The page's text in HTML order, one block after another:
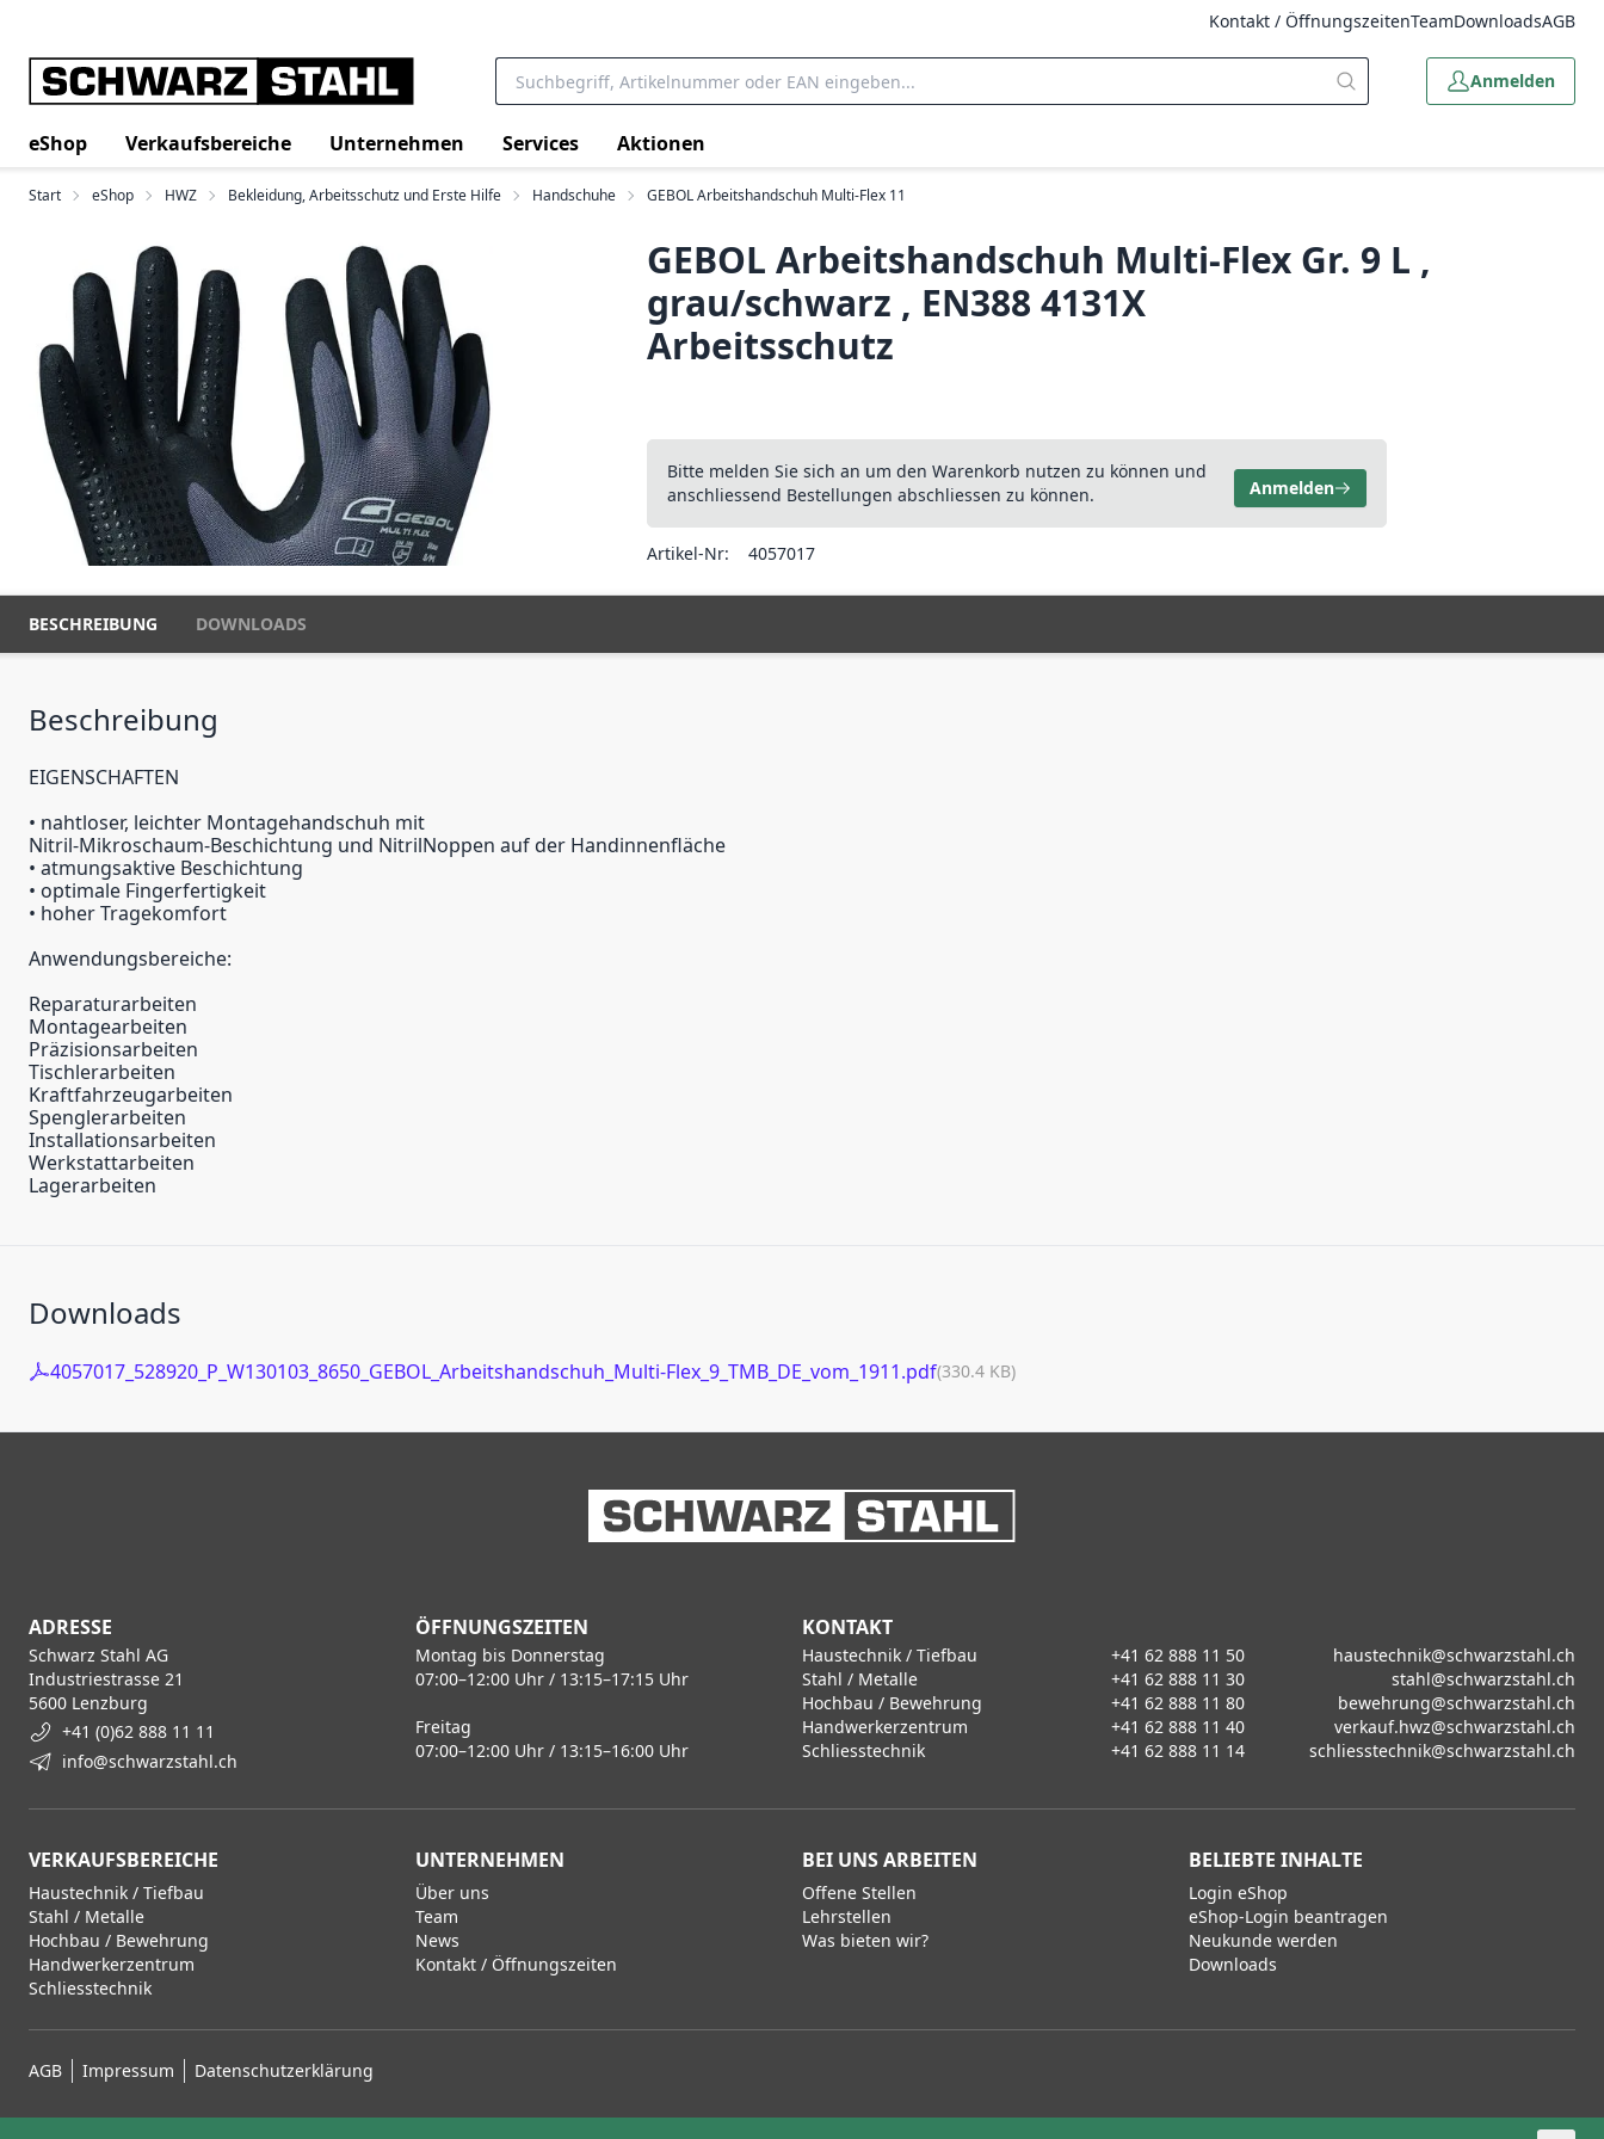
Kontakt / ÖffnungszeitenTeamDownloadsAGB
Anmelden
eShop Verkaufsbereiche Unternehmen Services Aktionen
Start eShop HWZ Bekleidung, Arbeitsschutz und Erste Hilfe Handschuhe GEBOL Arbeitshandschuh Multi-Flex 11
GEBOL Arbeitshandschuh Multi-Flex Gr. 9 L ,
grau/schwarz , EN388 4131X
Arbeitsschutz
Bitte melden Sie sich an um den Warenkorb nutzen zu können und
anschliessend Bestellungen abschliessen zu können.
Anmelden
Artikel-Nr: 4057017
BESCHREIBUNG DOWNLOADS
Beschreibung
EIGENSCHAFTEN
• nahtloser, leichter Montagehandschuh mit
Nitril-Mikroschaum-Beschichtung und NitrilNoppen auf der Handinnenfläche
• atmungsaktive Beschichtung
• optimale Fingerfertigkeit
• hoher Tragekomfort
Anwendungsbereiche:
Reparaturarbeiten
Montagearbeiten
Präzisionsarbeiten
Tischlerarbeiten
Kraftfahrzeugarbeiten
Spenglerarbeiten
Installationsarbeiten
Werkstattarbeiten
Lagerarbeiten
Downloads
4057017_528920_P_W130103_8650_GEBOL_Arbeitshandschuh_Multi-Flex_9_TMB_DE_vom_1911.pdf(330.4 KB)
ADRESSE
Schwarz Stahl AG
Industriestrasse 21
5600 Lenzburg
+41 (0)62 888 11 11
info@schwarzstahl.ch
ÖFFNUNGSZEITEN
Montag bis Donnerstag
07:00–12:00 Uhr / 13:15–17:15 Uhr
Freitag
07:00–12:00 Uhr / 13:15–16:00 Uhr
KONTAKT
Haustechnik / Tiefbau +41 62 888 11 50
haustechnik@schwarzstahl.ch
Stahl / Metalle
+41 62 888 11 30
stahl@schwarzstahl.ch
Hochbau / Bewehrung
+41 62 888 11 80
bewehrung@schwarzstahl.ch
Handwerkerzentrum
+41 62 888 11 40
verkauf.hwz@schwarzstahl.ch
Schliesstechnik
+41 62 888 11 14 schliesstechnik@schwarzstahl.ch
VERKAUFSBEREICHE
Haustechnik / Tiefbau
Stahl / Metalle
Hochbau / Bewehrung
Handwerkerzentrum
Schliesstechnik
UNTERNEHMEN
Über uns
Team
News
Kontakt / Öffnungszeiten
BEI UNS ARBEITEN
Offene Stellen
Lehrstellen
Was bieten wir?
BELIEBTE INHALTE
Login eShop
eShop-Login beantragen
Neukunde werden
Downloads
AGB Impressum Datenschutzerklärung